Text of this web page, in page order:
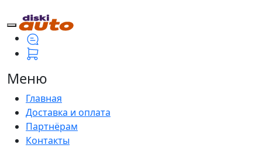
Меню
Главная
Доставка и оплата
Партнёрам
Контакты